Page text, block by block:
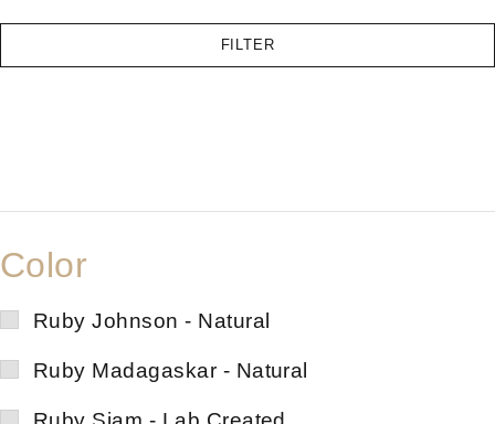
FILTER
Color
Ruby Johnson - Natural
Ruby Madagaskar - Natural